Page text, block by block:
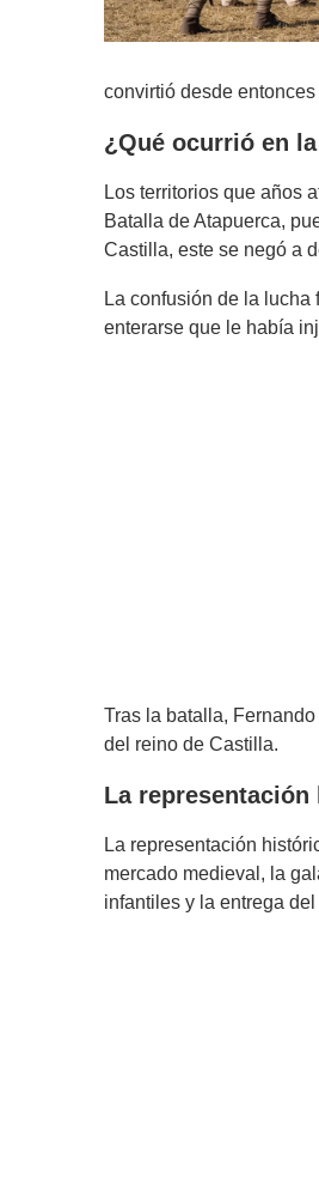
convirtió desde
¿Qué ocurrió en
Los territorios que años
Batalla de Atapuerca,
Castilla, este se negó a
La confusión de la lucha
enterarse que le había
Tras la batalla,
del reino de Castilla.
La
La representación
mercado medieval, la
infantiles y la entrega